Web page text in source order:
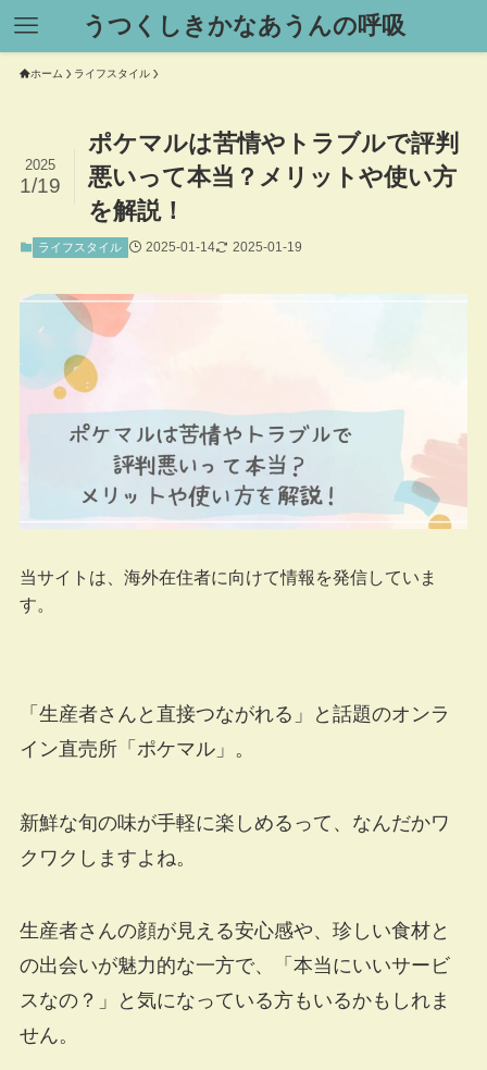
うつくしきかなあうんの呼吸
ホーム ライフスタイル
ポケマルは苦情やトラブルで評判
悪いって本当？メリットや使い方
を解説！
2025
1/19
ライフスタイル 2025-01-14 2025-01-19
当サイトは、海外在住者に向けて情報を発信していま
す。
「生産者さんと直接つながれる」と話題のオンラ
イン直売所「ポケマル」。
新鮮な旬の味が手軽に楽しめるって、なんだかワ
クワクしますよね。
生産者さんの顔が見える安心感や、珍しい食材と
の出会いが魅力的な一方で、「本当にいいサービ
スなの？」と気になっている方もいるかもしれま
せん。